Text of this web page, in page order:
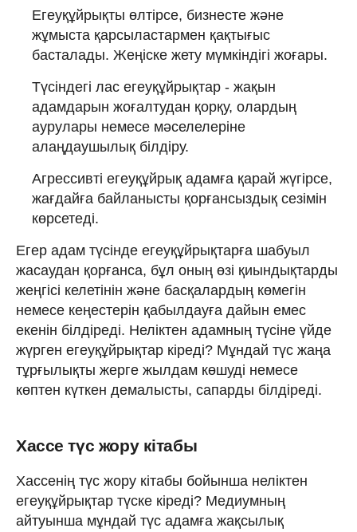
Егеуқұйрықты өлтірсе, бизнесте және
жұмыста қарсыластармен қақтығыс
басталады. Жеңіске жету мүмкіндігі жоғары.
Түсіндегі лас егеуқұйрықтар - жақын
адамдарын жоғалтудан қорқу, олардың
аурулары немесе мәселелеріне
алаңдаушылық білдіру.
Агрессивті егеуқұйрық адамға қарай жүгірсе,
жағдайға байланысты қорғансыздық сезімін
көрсетеді.
Егер адам түсінде егеуқұйрықтарға шабуыл
жасаудан қорғанса, бұл оның өзі қиындықтарды
жеңгісі келетінін және басқалардың көмегін
немесе кеңестерін қабылдауға дайын емес
екенін білдіреді. Неліктен адамның түсіне үйде
жүрген егеуқұйрықтар кіреді? Мұндай түс жаңа
тұрғылықты жерге жылдам көшуді немесе
көптен күткен демалысты, сапарды білдіреді.
Хассе түс жору кітабы
Хассенің түс жору кітабы бойынша неліктен
егеуқұйрықтар түске кіреді? Медиумның
айтуынша мұндай түс адамға жақсылық